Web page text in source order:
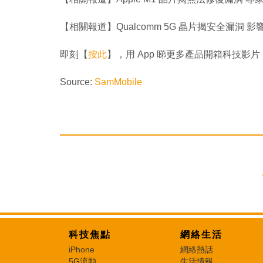
【相關報道】Qualcomm 5G 晶片揭安全漏洞 影
即刻【按此】，用 App 睇更多產品開箱科技影片
Source: SamMobile
科技焦點
iPhone
網絡生活
網絡熱話